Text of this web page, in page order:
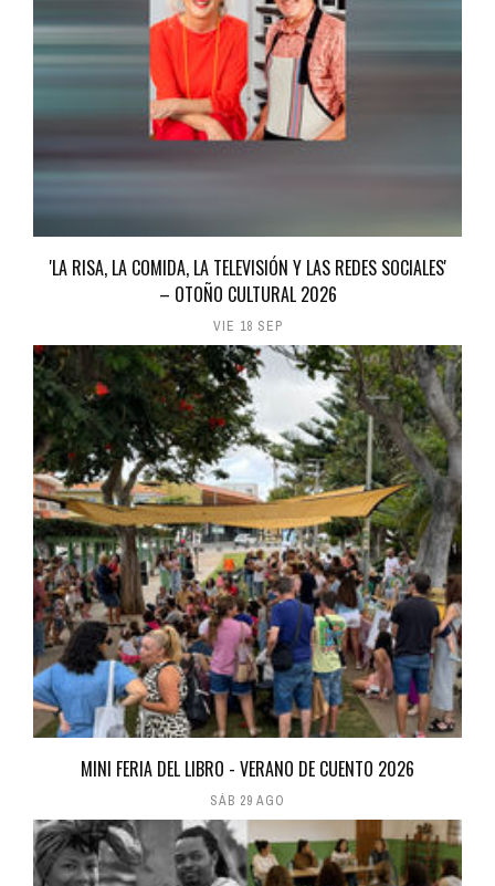
'LA RISA, LA COMIDA, LA TELEVISIÓN Y LAS REDES SOCIALES'
– OTOÑO CULTURAL 2026
VIE 18 SEP
MINI FERIA DEL LIBRO - VERANO DE CUENTO 2026
SÁB 29 AGO